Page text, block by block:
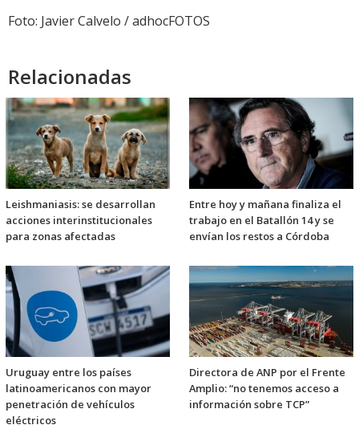
Foto: Javier Calvelo / adhocFOTOS
Relacionadas
Leishmaniasis: se desarrollan
acciones interinstitucionales
para zonas afectadas
Entre hoy y mañana finaliza el
trabajo en el Batallón 14 y se
envían los restos a Córdoba
Uruguay entre los países
latinoamericanos con mayor
penetración de vehículos
eléctricos
Directora de ANP por el Frente
Amplio: “no tenemos acceso a
información sobre TCP”